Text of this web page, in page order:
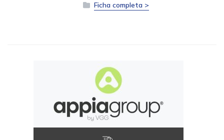
Ficha completa >